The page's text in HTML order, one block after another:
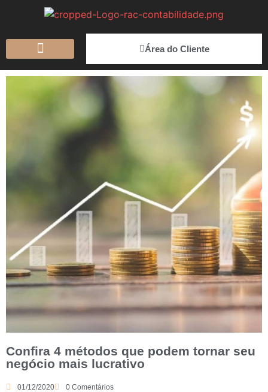
Área do Cliente
Confira 4 métodos que podem tornar seu
negócio mais lucrativo
01/12/2020 0 Comentários